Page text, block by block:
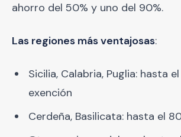
ahorro del 50% y uno del 90%.
Las regiones más ventajosas:
Sicilia, Calabria, Puglia: hasta
exención
Cerdeña, Basilicata: hasta el